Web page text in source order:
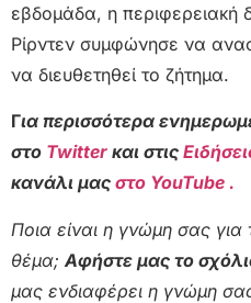
εβδομάδα, η περιφερειακή
Ρίρντεν συμφώνησε να
να διευθετηθεί το ζήτημα.
Για περισσότερα
στο Twitter και στις
κανάλι μας στο YouTube .
Ποια είναι η γνώμη σας για
θέμα; Αφήστε μας το
μας ενδιαφέρει η γνώμη